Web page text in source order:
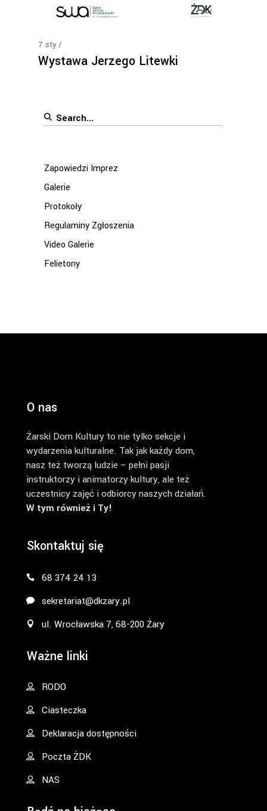
7 sty
Wystawa Jerzego Litewki
Search
Zapowiedzi Imprez
Galerie
Protokoły
Regulaminy Zgłoszenia
Video Galerie
Felietony
O nas
Żarski Dom Kultury to nie tylko sekcje i
wydarzenia kulturalne. Tak jak każdy dom,
nasz też tworzą ludzie – pełni pasji
instruktorzy i animatorzy kultury, ale też
uczestnicy zajęć i odbiorcy naszych działań.
W tym również i Ty!
Skontaktuj się
68 374 24 13
sekretariat@dkzary.pl
ul. Wrocławska 7, 68-200 Żary
Ważne linki
RODO
Ciasteczka
Deklaracja dostępności
Poczta ŻDK
NAS